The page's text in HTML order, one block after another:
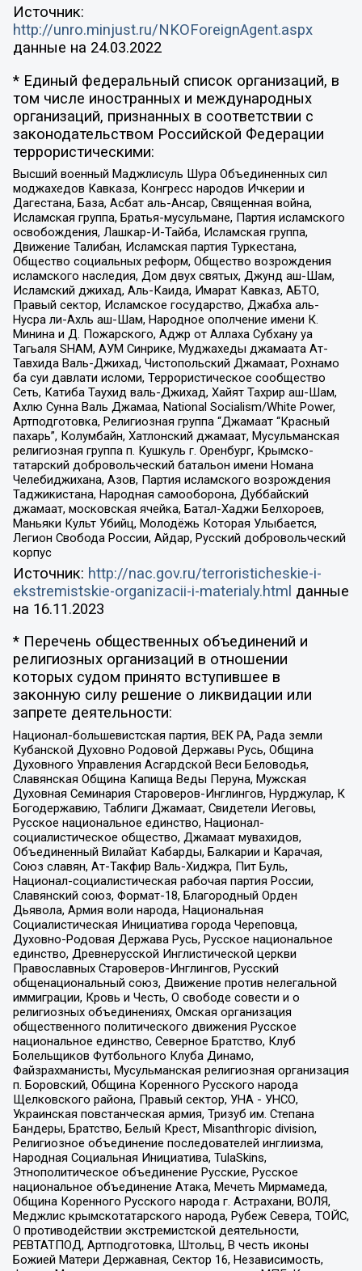
Источник:
http://unro.minjust.ru/NKOForeignAgent.aspx
данные на 24.03.2022
* Единый федеральный список организаций, в
том числе иностранных и международных
организаций, признанных в соответствии с
законодательством Российской Федерации
террористическими:
Высший военный Маджлисуль Шура Объединенных сил
моджахедов Кавказа, Конгресс народов Ичкерии и
Дагестана, База, Асбат аль-Ансар, Священная война,
Исламская группа, Братья-мусульмане, Партия исламского
освобождения, Лашкар-И-Тайба, Исламская группа,
Движение Талибан, Исламская партия Туркестана,
Общество социальных реформ, Общество возрождения
исламского наследия, Дом двух святых, Джунд аш-Шам,
Исламский джихад, Аль-Каида, Имарат Кавказ, АБТО,
Правый сектор, Исламское государство, Джабха аль-
Нусра ли-Ахль аш-Шам, Народное ополчение имени К.
Минина и Д. Пожарского, Аджр от Аллаха Субхану уа
Тагьаля SHAM, АУМ Синрике, Муджахеды джамаата Ат-
Тавхида Валь-Джихад, Чистопольский Джамаат, Рохнамо
ба суи давлати исломи, Террористическое сообщество
Сеть, Катиба Таухид валь-Джихад, Хайят Тахрир аш-Шам,
Ахлю Сунна Валь Джамаа, National Socialism/White Power,
Артподготовка, Религиозная группа “Джамаат “Красный
пахарь”, Колумбайн, Хатлонский джамаат, Мусульманская
религиозная группа п. Кушкуль г. Оренбург, Крымско-
татарский добровольческий батальон имени Номана
Челебиджихана, Азов, Партия исламского возрождения
Таджикистана, Народная самооборона, Дуббайский
джамаат, московская ячейка, Батал-Хаджи Белхороев,
Маньяки Культ Убийц, Молодёжь Которая Улыбается,
Легион Свобода России, Айдар, Русский добровольческий
корпус
Источник: http://nac.gov.ru/terroristicheskie-i-
ekstremistskie-organizacii-i-materialy.html данные
на 16.11.2023
* Перечень общественных объединений и
религиозных организаций в отношении
которых судом принято вступившее в
законную силу решение о ликвидации или
запрете деятельности:
Национал-большевистская партия, ВЕК РА, Рада земли
Кубанской Духовно Родовой Державы Русь, Община
Духовного Управления Асгардской Веси Беловодья,
Славянская Община Капища Веды Перуна, Мужская
Духовная Семинария Староверов-Инглингов, Нурджулар, К
Богодержавию, Таблиги Джамаат, Свидетели Иеговы,
Русское национальное единство, Национал-
социалистическое общество, Джамаат мувахидов,
Объединенный Вилайат Кабарды, Балкарии и Карачая,
Союз славян, Ат-Такфир Валь-Хиджра, Пит Буль,
Национал-социалистическая рабочая партия России,
Славянский союз, Формат-18, Благородный Орден
Дьявола, Армия воли народа, Национальная
Социалистическая Инициатива города Череповца,
Духовно-Родовая Держава Русь, Русское национальное
единство, Древнерусской Инглистической церкви
Православных Староверов-Инглингов, Русский
общенациональный союз, Движение против нелегальной
иммиграции, Кровь и Честь, О свободе совести и о
религиозных объединениях, Омская организация
общественного политического движения Русское
национальное единство, Северное Братство, Клуб
Болельщиков Футбольного Клуба Динамо,
Файзрахманисты, Мусульманская религиозная организация
п. Боровский, Община Коренного Русского народа
Щелковского района, Правый сектор, УНА - УНСО,
Украинская повстанческая армия, Тризуб им. Степана
Бандеры, Братство, Белый Крест, Misanthropic division,
Религиозное объединение последователей инглиизма,
Народная Социальная Инициатива, TulaSkins,
Этнополитическое объединение Русские, Русское
национальное объединение Атака, Мечеть Мирмамеда,
Община Коренного Русского народа г. Астрахани, ВОЛЯ,
Меджлис крымскотатарского народа, Рубеж Севера, ТОЙС,
О противодействии экстремистской деятельности,
РЕВТАТПОД, Артподготовка, Штольц, В честь иконы
Божией Матери Державная, Сектор 16, Независимость,